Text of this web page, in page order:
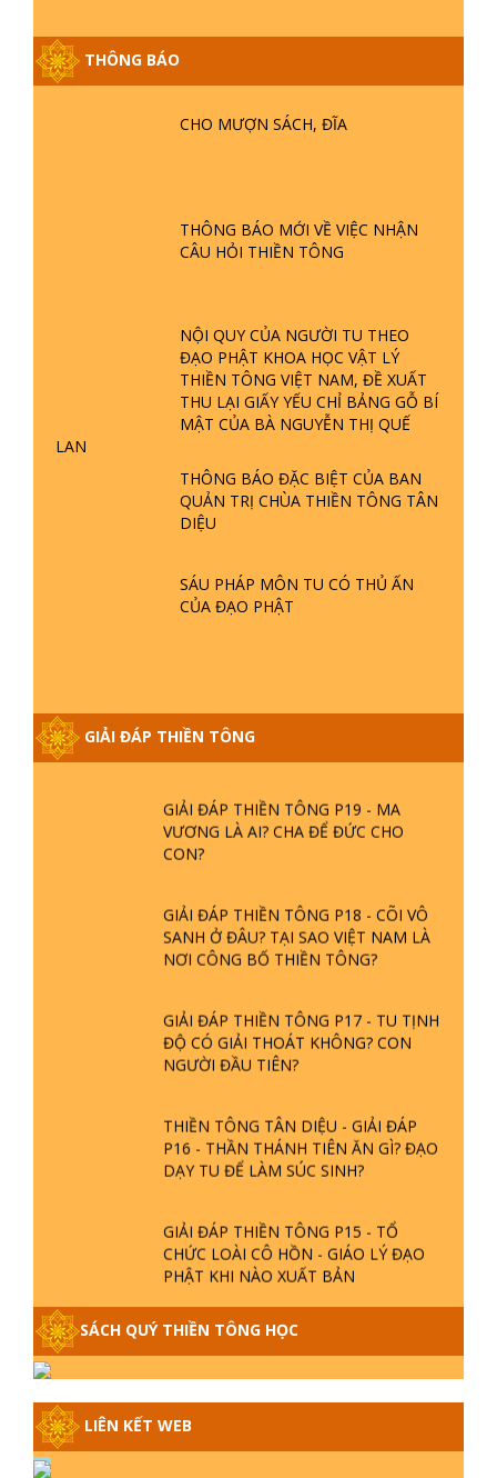
THÔNG BÁO
CHO MƯỢN SÁCH, ĐĨA
THÔNG BÁO MỚI VỀ VIỆC NHẬN
CÂU HỎI THIỀN TÔNG
NỘI QUY CỦA NGƯỜI TU THEO
ĐẠO PHẬT KHOA HỌC VẬT LÝ
THIỀN TÔNG VIỆT NAM, ĐỀ XUẤT
THU LẠI GIẤY YẾU CHỈ BẢNG GỖ BÍ
MẬT CỦA BÀ NGUYỄN THỊ QUẾ
LAN
THÔNG BÁO ĐẶC BIỆT CỦA BAN
QUẢN TRỊ CHÙA THIỀN TÔNG TÂN
DIỆU
SÁU PHÁP MÔN TU CÓ THỦ ẤN
CỦA ĐẠO PHẬT
GIẢI ĐÁP THIỀN TÔNG
GIẢI ĐÁP ĐẶC BIỆT P25 - SUỐT 49
NĂM PHẬT KHÔNG NÓI? HỘI LONG
TTTD
TĂNG? | TTTD
GIẢI ĐÁP THIỀN TÔNG ĐẶC BIỆT P22
- TẠI SAO TRÁI ĐẤT NHIỀU THIÊN TAI
- LŨ LỤT - HỎA HOẠN | TTTD
GIẢI ĐÁP THIỀN TÔNG ĐẶC BIỆT P21
- TẠI SAO ĐỨC PHẬT BƯỚC ĐI 7
BƯỚC TRÊN HOA SEN ? | TTTD
GIẢI ĐÁP VỀ LỄ TIỄN THIỀN TÔNG SƯ
NGỌC LÂM VỀ PHẬT GIỚI
PHẦN 20 - BÁC NGUYỄN NHÂN LÀ AI?
PHIỀN NÃO DO ĐÂU MÀ CÓ?
GIẢI ĐÁP THIỀN TÔNG P19 - MA
VƯƠNG LÀ AI? CHA ĐỂ ĐỨC CHO
CON?
GIẢI ĐÁP THIỀN TÔNG P18 - CÕI VÔ
SANH Ở ĐÂU? TẠI SAO VIỆT NAM LÀ
NƠI CÔNG BỐ THIỀN TÔNG?
GIẢI ĐÁP THIỀN TÔNG P17 - TU TỊNH
ĐỘ CÓ GIẢI THOÁT KHÔNG? CON
NGƯỜI ĐẦU TIÊN?
THIỀN TÔNG TÂN DIỆU - GIẢI ĐÁP
P16 - THẦN THÁNH TIÊN ĂN GÌ? ĐẠO
DẠY TU ĐỂ LÀM SÚC SINH?
GIẢI ĐÁP THIỀN TÔNG P15 - TỔ
CHỨC LOÀI CÔ HỒN - GIÁO LÝ ĐẠO
PHẬT KHI NÀO XUẤT BẢN
GIẢI ĐÁP THIỀN TÔNG ĐẶC BIỆT -
GIẢI ĐÁP THIỀN TÔNG ĐẶC BIỆT -
P13 - CON NGƯỜI TU THÀNH PHẬT
SÁCH QUÝ THIỀN TÔNG HỌC
LIÊN KẾT WEB